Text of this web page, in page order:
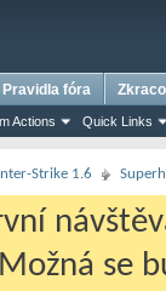
Actions Quick Links
Pravidla fóra
Strike 1.6
se